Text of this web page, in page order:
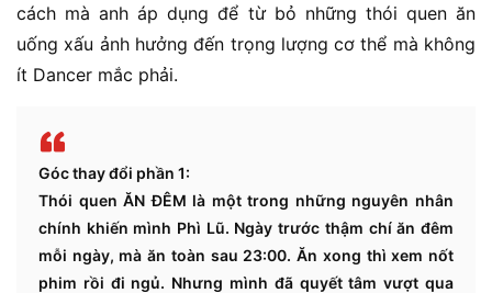
cách mà anh áp dụng để từ bỏ những thói quen ăn
uống xấu ảnh hưởng đến trọng lượng cơ thể mà không
ít Dancer mắc phải.
Góc thay đổi phần 1:
Thói quen ĂN ĐÊM là một trong những nguyên nhân
chính khiến mình Phì Lũ. Ngày trước thậm chí ăn đêm
mỗi ngày, mà ăn toàn sau 23:00. Ăn xong thì xem nốt
phim rồi đi ngủ. Nhưng mình đã quyết tâm vượt qua